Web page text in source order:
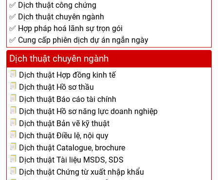
✅ Dịch thuật công chứng
✅ Dịch thuật chuyên ngành
✅ Hợp pháp hoá lãnh sự trọn gói
✅ Cung cấp phiên dịch dự án ngắn ngày
Dịch thuật chuyên ngành
Dịch thuật Hợp đồng kinh tế
Dịch thuật Hồ sơ thầu
Dịch thuật Báo cáo tài chính
Dịch thuật Hồ sơ năng lực doanh nghiệp
Dịch thuật Bản vẽ kỹ thuật
Dịch thuật Điều lệ, nội quy
Dịch thuật Catalogue, brochure
Dịch thuật Tài liệu MSDS, SDS
Dịch thuật Chứng từ xuất nhập khẩu